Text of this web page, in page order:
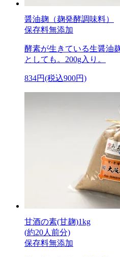
醤油麹（麹発酵調味料）
保存料無添加
酵素が生きている生醤油
としても。200g入り。
834円(税込900円)
甘酒の素(甘麹)1kg
(約20人前分)
保存料無添加